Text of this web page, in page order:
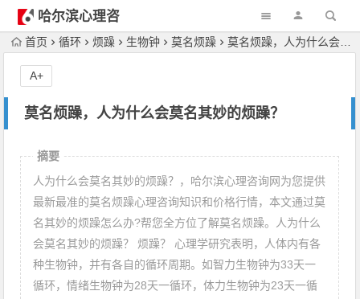
哈尔滨心理咨
询首页 循环 烦躁 生物钟 莫名烦躁 莫名烦躁，人为什么会莫名其妙的烦躁？
莫名烦躁，人为什么会莫名其妙的烦躁？
A+
摘要
人为什么会莫名其妙的烦躁？，哈尔滨心理咨询网为您提供
最新最准的莫名烦躁心理咨询知识和价格行情，本文通过莫
名其妙的烦躁怎么办?帮您全方位了解莫名烦躁。人为什么
会莫名其妙的烦躁？ 烦躁？ 心理学研究表明，人体内有各
种生物钟，并有各自的循环周期。如智力生物钟为33天一
循环，情绪生物钟为28天一循环，体力生物钟为23天一循